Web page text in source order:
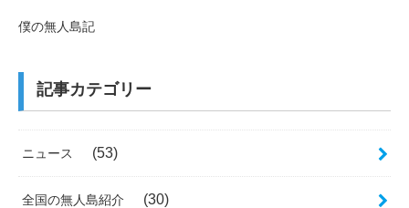
僕の無人島記
記事カテゴリー
ニュース (53)
全国の無人島紹介 (30)